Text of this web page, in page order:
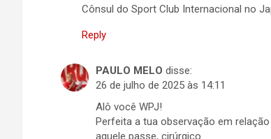
Cônsul do Sport Club Internacional no
Reply
PAULO MELO disse:
26 de julho de 2025 às 14:11
Alô você WPJ!
Perfeita a tua observação em
aquele passe, cirúrgico.